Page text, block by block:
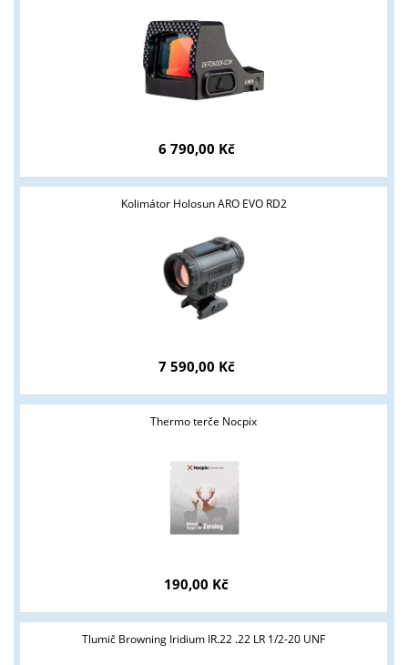
6 790,00 Kč
Kolimátor Holosun ARO EVO RD2
7 590,00 Kč
Thermo terče Nocpix
190,00 Kč
Tlumič Browning Iridium IR.22 .22 LR 1/2-20 UNF